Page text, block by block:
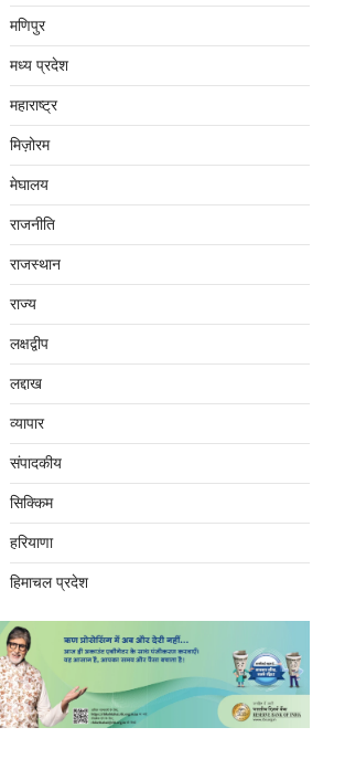
मणिपुर
मध्‍य प्रदेश
महाराष्‍ट्र
मिज़ोरम
मेघालय
राजनीति
राजस्थान
राज्य
लक्षद्वीप
लद्दाख
व्यापार
संपादकीय
सिक्किम
हरियाणा
हिमाचल प्रदेश